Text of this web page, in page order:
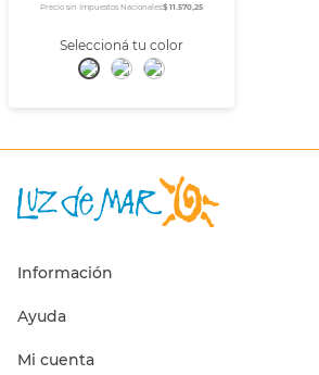
Precio sin Impuestos Nacionales:$ 11.570,25
Información
Ayuda
Mi cuenta